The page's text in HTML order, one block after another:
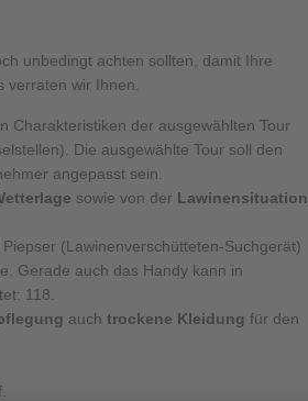
unbedingt achten sollten, damit Ihre
verraten wir Ihnen.
Charakteristiken der ausgewählten Tour
Die ausgewählte Tour soll den
angepasst sein.
sowie von der Lawinensituation
(Lawinenverschütteten-Suchgerät)
Gerade auch das Handy kann in
118.
auch trockene Kleidung für den